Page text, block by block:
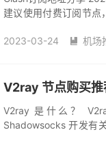
建议使用付费订阅节点
2023-03-24  机场
V2ray 节点购买
V2ray 是什么？
Shadowsocks 开发有